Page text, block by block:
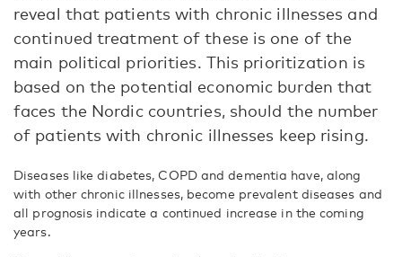
reveal that patients with chronic illnesses and
continued treatment of these is one of the
main political priorities. This prioritization is
based on the potential economic burden that
faces the Nordic countries, should the number
of patients with chronic illnesses keep rising.
Diseases like diabetes, COPD and dementia have, along
with other chronic illnesses, become prevalent diseases and
all prognosis indicate a continued increase in the coming
years.